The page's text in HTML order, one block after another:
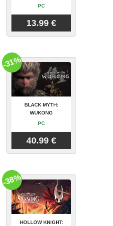
PC
13.99 €
BLACK MYTH:
WUKONG
PC
40.99 €
-31%
HOLLOW KNIGHT:
-38%